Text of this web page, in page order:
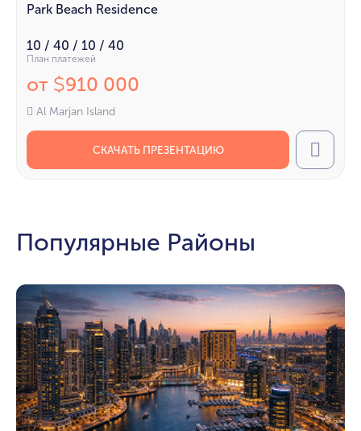
Park Beach Residence
10 / 40 / 10 / 40
План платежей
от $910 000
Al Marjan Island
СКАЧАТЬ ПРЕЗЕНТАЦИЮ Call
Популярные Районы